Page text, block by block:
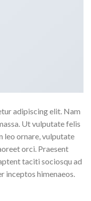
adipiscing elit. Nam
Ut vulputate felis
leo ornare, vulputate
orci. Praesent
taciti sociosqu ad
inceptos himenaeos.